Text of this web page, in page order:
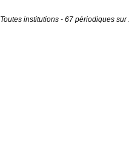
Toutes institutions - 67 périodiques sur